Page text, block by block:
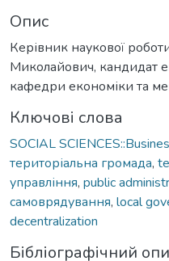
Опис
Керівник наукової
Миколайович, кандидат
кафедри економіки та
Ключові слова
SOCIAL
територіальна громада,
управління, public
самоврядування, local
decentralization
Бібліографічний